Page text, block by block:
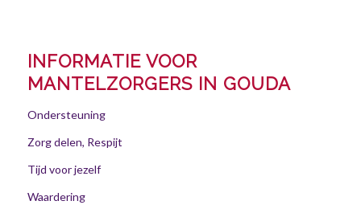
INFORMATIE VOOR
MANTELZORGERS IN GOUDA
Ondersteuning
Zorg delen, Respijt
Tijd voor jezelf
Waardering